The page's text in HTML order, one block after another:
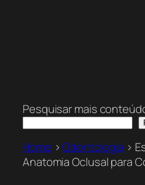
Pesquisar mais
Home >Odontologia >
Anatomia Oclusal para